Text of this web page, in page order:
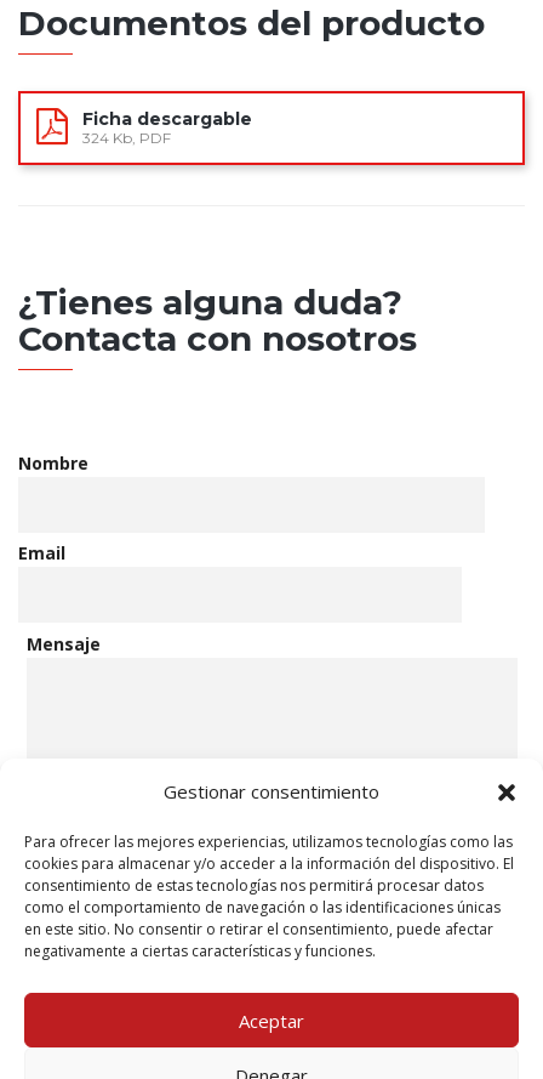
Gestionar consentimiento
Para ofrecer las mejores experiencias, utilizamos tecnologías como las
cookies para almacenar y/o acceder a la información del dispositivo. El
consentimiento de estas tecnologías nos permitirá procesar datos
como el comportamiento de navegación o las identificaciones únicas
en este sitio. No consentir o retirar el consentimiento, puede afectar
negativamente a ciertas características y funciones.
Aceptar
Documentos del producto
Ficha descargable
324 Kb, PDF
¿Tienes alguna duda?
Contacta con nosotros
Nombre
Email
Mensaje
Acepto lapolítica de privacidad.
Según establece el Reglamento (UE) 2016/679 del Parlamento Europeo y del